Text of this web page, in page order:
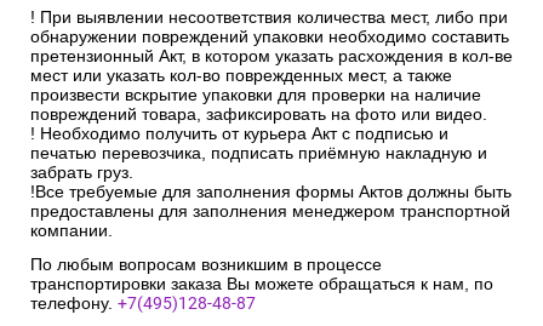
! При выявлении несоответствия количества мест, либо при
обнаружении повреждений упаковки необходимо составить
претензионный Акт, в котором указать расхождения в кол-ве
мест или указать кол-во поврежденных мест, а также
произвести вскрытие упаковки для проверки на наличие
повреждений товара, зафиксировать на фото или видео.
! Необходимо получить от курьера Акт с подписью и
печатью перевозчика, подписать приёмную накладную и
забрать груз.
!Все требуемые для заполнения формы Актов должны быть
предоставлены для заполнения менеджером транспортной
компании.
По любым вопросам возникшим в процессе
транспортировки заказа Вы можете обращаться к нам, по
телефону. +7(495)128-48-87